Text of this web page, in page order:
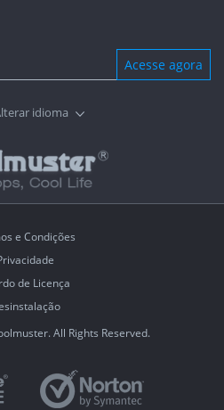
Acesse agora
idioma
e Condições
de Licença
All Rights Reserved.